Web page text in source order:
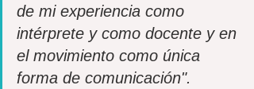
de mi experiencia como
intérprete y como docente y en
el movimiento como única
forma de comunicación".